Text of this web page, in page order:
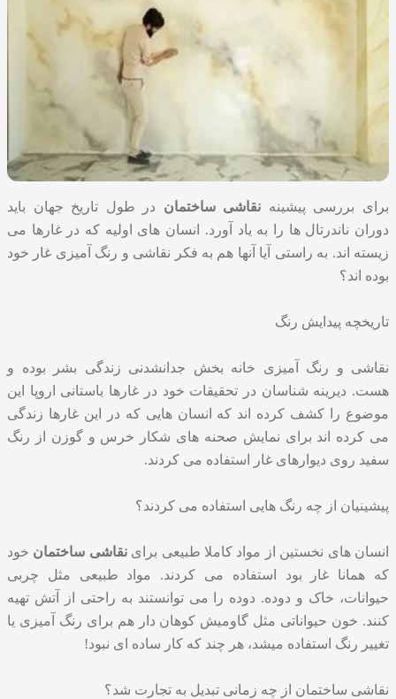
برای بررسی پیشینه نقاشی ساختمان در طول تاریخ جهان باید
دوران ناندرتال ها را به یاد آورد. انسان های اولیه که در غارها می
زیسته اند‌. به راستی آیا آنها هم به فکر نقاشی و رنگ آمیزی غار خود
بوده اند؟
تاریخچه پیدایش رنگ
نقاشی و رنگ آمیزی خانه بخش جدانشدنی زندگی بشر بوده و
هست. دیرینه شناسان در تحقیقات خود در غارها باستانی اروپا این
موضوع را کشف کرده اند که انسان‌ هایی که در این غارها زندگی
می کرده اند برای نمایش صحنه های شکار خرس و گوزن از رنگ
سفید روی دیوارهای غار استفاده می کردند.
پیشینیان از چه رنگ هایی استفاده می کردند؟
انسان های نخستین از مواد کاملا طبیعی براینقاشی ساختمان خود
که همانا غار بود استفاده می کردند. مواد طبیعی مثل چربی
حیوانات، خاک و دوده. دوده را می توانستند به راحتی از آتش تهیه
کنند. خون حیواناتی مثل گاومیش کوهان دار هم برای رنگ آمیزی یا
تغییر رنگ استفاده میشد، هر چند که کار ساده ای نبود!
نقاشی ساختمان از چه زمانی تبدیل به تجارت شد؟